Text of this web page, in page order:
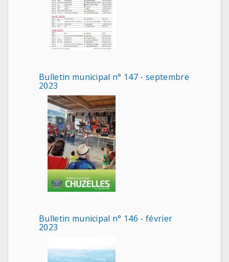
Bulletin municipal n° 147 - septembre
2023
Bulletin municipal n° 146 - février
2023